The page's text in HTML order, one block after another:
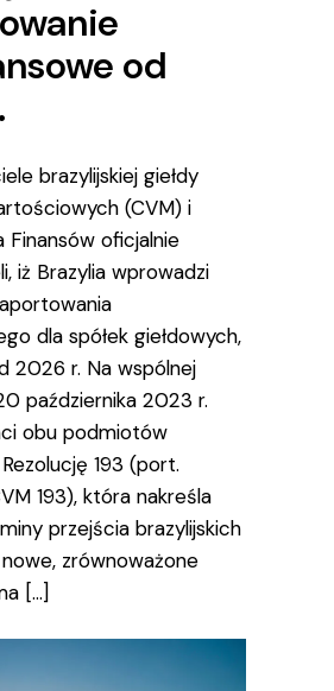
od
brazylijskiej giełdy
(CVM) i
Finansów oficjalnie
iż Brazylia wprowadzi
dla spółek giełdowych,
2026 r. Na wspólnej
października 2023 r.
obu podmiotów
193 (port.
193), która nakreśla
przejścia brazylijskich
zrównoważone
[…]